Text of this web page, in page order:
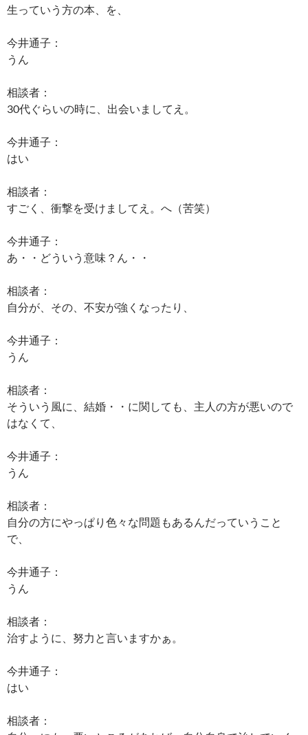
生っていう方の本、を、
今井通子：
うん
相談者：
30代ぐらいの時に、出会いましてえ。
今井通子：
はい
相談者：
すごく、衝撃を受けましてえ。へ（苦笑）
今井通子：
あ・・どういう意味？ん・・
相談者：
自分が、その、不安が強くなったり、
今井通子：
うん
相談者：
そういう風に、結婚・・に関しても、主人の方が悪いので
はなくて、
今井通子：
うん
相談者：
自分の方にやっぱり色々な問題もあるんだっていうこと
で、
今井通子：
うん
相談者：
治すように、努力と言いますかぁ。
今井通子：
はい
相談者：